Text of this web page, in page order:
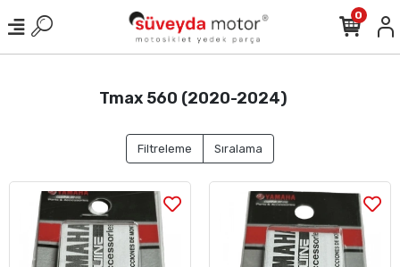
0
Tmax 560 (2020-2024)
Filtreleme Sıralama